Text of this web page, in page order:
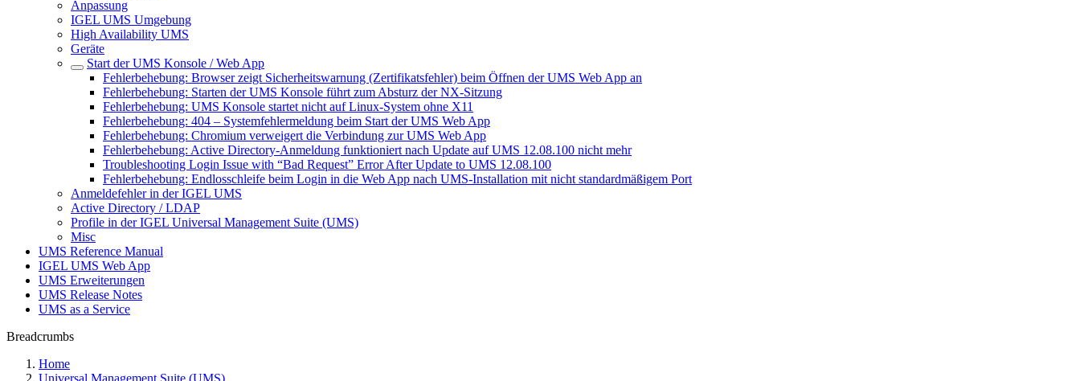
Anpassung
IGEL UMS Umgebung
High Availability UMS
Geräte
Start der UMS Konsole / Web App
Fehlerbehebung: Browser zeigt Sicherheitswarnung (Zertifikatsfehler) beim Öffnen der UMS Web App an
Fehlerbehebung: Starten der UMS Konsole führt zum Absturz der NX-Sitzung
Fehlerbehebung: UMS Konsole startet nicht auf Linux-System ohne X11
Fehlerbehebung: 404 – Systemfehlermeldung beim Start der UMS Web App
Fehlerbehebung: Chromium verweigert die Verbindung zur UMS Web App
Fehlerbehebung: Active Directory-Anmeldung funktioniert nach Update auf UMS 12.08.100 nicht mehr
Troubleshooting Login Issue with “Bad Request” Error After Update to UMS 12.08.100
Fehlerbehebung: Endlosschleife beim Login in die Web App nach UMS-Installation mit nicht standardmäßigem Port
Anmeldefehler in der IGEL UMS
Active Directory / LDAP
Profile in der IGEL Universal Management Suite (UMS)
Misc
UMS Reference Manual
IGEL UMS Web App
UMS Erweiterungen
UMS Release Notes
UMS as a Service
Breadcrumbs
Home
Universal Management Suite (UMS)